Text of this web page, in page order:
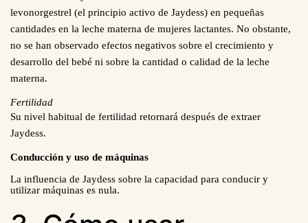
levonorgestrel (el principio activo de Jaydess) en pequeñas
cantidades en la leche materna de mujeres lactantes. No obstante,
no se han observado efectos negativos sobre el crecimiento y
desarrollo del bebé ni sobre la cantidad o calidad de la leche
materna.
Fertilidad
Su nivel habitual de fertilidad retornará después de extraer
Jaydess.
Conducción y uso de máquinas
La influencia de Jaydess sobre la capacidad para conducir y
utilizar máquinas es nula.